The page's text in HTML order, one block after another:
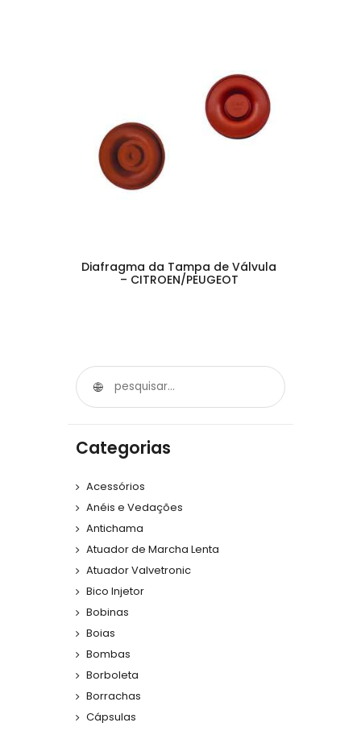
Diafragma da Tampa de Válvula
– CITROEN/PEUGEOT
Categorias
Acessórios
Anéis e Vedações
Antichama
Atuador de Marcha Lenta
Atuador Valvetronic
Bico Injetor
Bobinas
Boias
Bombas
Borboleta
Borrachas
Cápsulas